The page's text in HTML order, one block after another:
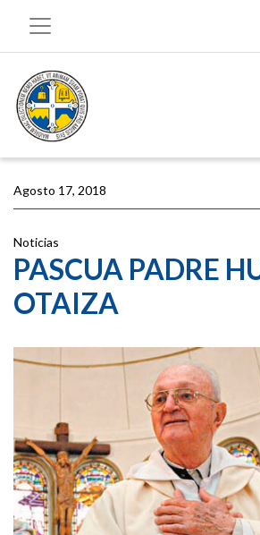
Agosto 17, 2018
Noticias
PASCUA PADRE
OTAIZA